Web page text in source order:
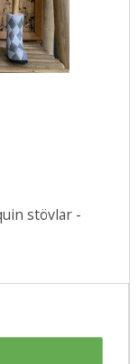
stövlar -